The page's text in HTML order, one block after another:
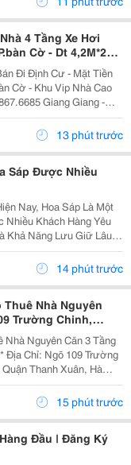
4 Tầng Xe Hơi
Cờ - Dt 4,2M*22M
Tốt Chỉ 18,2T-
Đi Định Cư - Mặt Tiền
Cờ - Khu Vip Nhà Cao
Giang Giang -
Nở Hậu 4,2M * 22M. -
- 4Pn - 5Wc. -...13 phút trước
Sáp Được Nhiều
Nay, Hoa Sáp Là Một
Khách Hàng Yêu
Khả Năng Lưu Giữ Lâu
Hiệu Nổi Bật, Lovibe
Được Nhiều Người Lựa
14 phút trước
Nhà Nguyên
Trường Chinh,
Nhà Nguyên Căn 3 Tầng
Địa Chỉ: Ngõ 109 Trường
Thanh Xuân, Hà
Đường Ô Tô Tránh,
Hoặc Làm Văn...
15 phút trước
Đầu | Đăng Ký